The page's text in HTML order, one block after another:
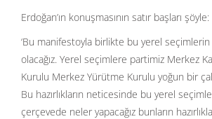
Erdoğan’ın konuşmasının satır başları şöyle:
‘Bu manifestoyla birlikte bu yerel
olacağız. Yerel seçimlere partimiz Merkez
Kurulu Merkez Yürütme Kurulu yoğun bir
Bu hazırlıkların neticesinde bu yerel
çerçevede neler yapacağız bunların